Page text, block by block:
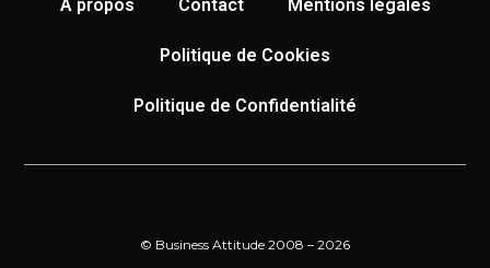
À propos Contact Mentions légales
Politique de Cookies
Politique de Confidentialité
© Business Attitude 2008 – 2026